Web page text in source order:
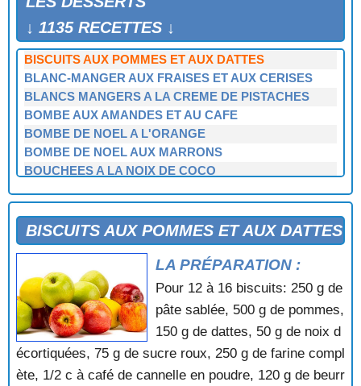
↓ 1135 RECETTES ↓
BISCUIT MARBRE AU CHOCOLAT
BISCUIT PRALINE
BISCUIT ROULE
BISCUITS AUX POMMES ET AUX DATTES
BLANC-MANGER AUX FRAISES ET AUX CERISES
BLANCS MANGERS A LA CREME DE PISTACHES
BOMBE AUX AMANDES ET AU CAFE
BOMBE DE NOEL A L'ORANGE
BOMBE DE NOEL AUX MARRONS
BOUCHEES A LA NOIX DE COCO
BRANDON NORMAND
BRESILIEN
BRIOCHE
BRIOCHE A L'ANIS
BRIOCHE A L'ORANGE
BRIOCHE AU BEURRE
BRIOCHE AUX FRAMBOISES
BRIOCHE AUX FRUITS
BISCUITS AUX POMMES ET AUX DATTES
LA PRÉPARATION :
Pour 12 à 16 biscuits: 250 g de
pâte sablée, 500 g de pommes,
150 g de dattes, 50 g de noix d
écortiquées, 75 g de sucre roux, 250 g de farine compl
ète, 1/2 c à café de cannelle en poudre, 120 g de beurr